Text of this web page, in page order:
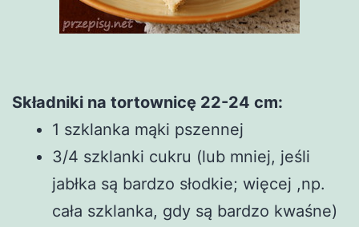
Składniki na tortownicę 22-24 cm:
1 szklanka mąki pszennej
3/4 szklanki cukru (lub mniej, jeśli
jabłka są bardzo słodkie; więcej ,np.
cała szklanka, gdy są bardzo kwaśne)